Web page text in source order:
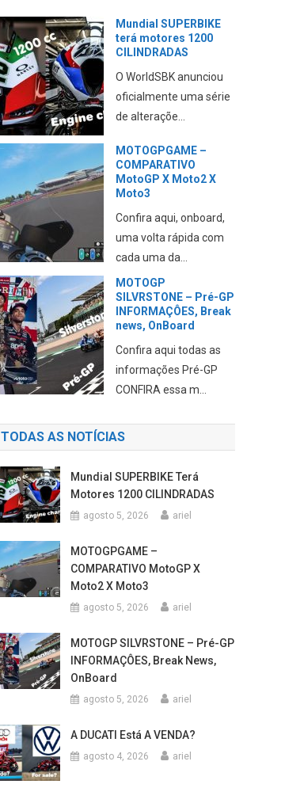
Mundial SUPERBIKE
terá motores 1200
CILINDRADAS
O WorldSBK anunciou
oficialmente uma série
de alteraçõe...
MOTOGPGAME –
COMPARATIVO
MotoGP X Moto2 X
Moto3
Confira aqui, onboard,
uma volta rápida com
cada uma da...
MOTOGP
SILVRSTONE – Pré-GP
INFORMAÇÔES, Break
news, OnBoard
Confira aqui todas as
informações Pré-GP
CONFIRA essa m...
TODAS AS NOTÍCIAS
Mundial SUPERBIKE Terá
Motores 1200 CILINDRADAS
agosto 5, 2026 ariel
MOTOGPGAME –
COMPARATIVO MotoGP X
Moto2 X Moto3
agosto 5, 2026 ariel
MOTOGP SILVRSTONE – Pré-GP
INFORMAÇÔES, Break News,
OnBoard
agosto 5, 2026 ariel
A DUCATI Está A VENDA?
agosto 4, 2026 ariel